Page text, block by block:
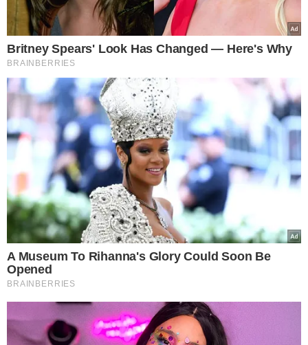
Homem morre após ser
baleado na porta de
casa na zona Sul de
Teresina; vídeo registra
fuga
VEJA MAIS NOTÍCIAS